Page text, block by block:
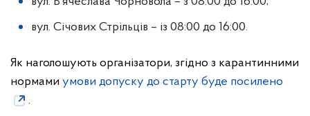
вул. Січових Стрільців – із 08:00 до 16:00.
Як наголошують організатори, згідно з карантинними
нормами умови допуску до старту буде посилено
.